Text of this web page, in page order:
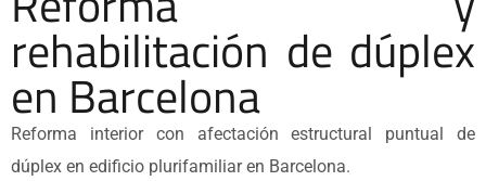
rehabilitación de dúplex
en Barcelona
Reforma interior con afectación estructural puntual de
dúplex en edificio plurifamiliar en Barcelona.